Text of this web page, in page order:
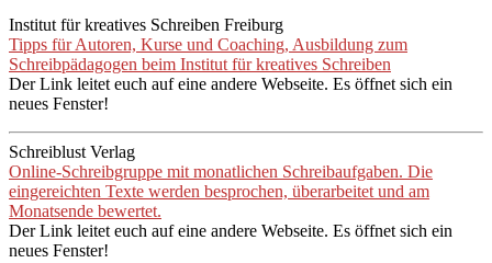
Institut für kreatives Schreiben Freiburg
Tipps für Autoren, Kurse und Coaching, Ausbildung zum
Schreibpädagogen beim Institut für kreatives Schreiben
Der Link leitet euch auf eine andere Webseite. Es öffnet sich ein
neues Fenster!
Schreiblust Verlag
Online-Schreibgruppe mit monatlichen Schreibaufgaben. Die
eingereichten Texte werden besprochen, überarbeitet und am
Monatsende bewertet.
Der Link leitet euch auf eine andere Webseite. Es öffnet sich ein
neues Fenster!